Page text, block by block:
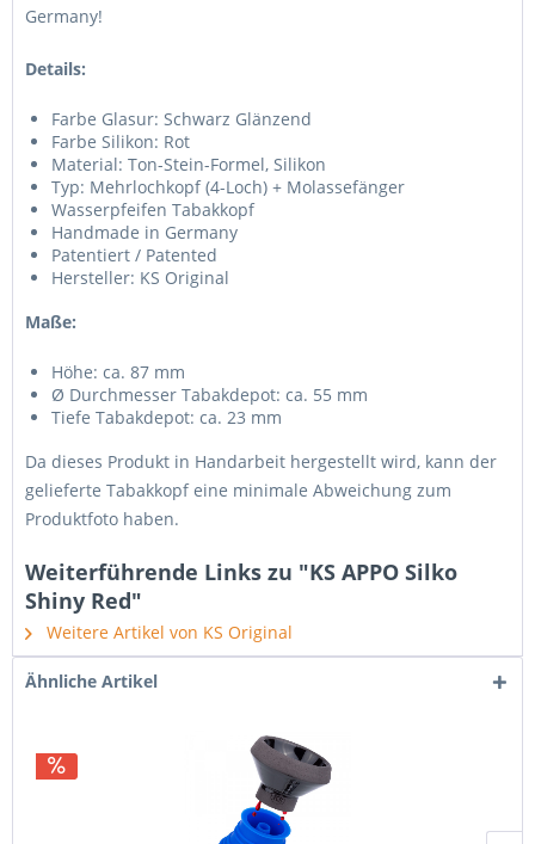
Germany!
Details:
Farbe Glasur: Schwarz Glänzend
Farbe Silikon: Rot
Material: Ton-Stein-Formel, Silikon
Typ: Mehrlochkopf (4-Loch) + Molassefänger
Wasserpfeifen Tabakkopf
Handmade in Germany
Patentiert / Patented
Hersteller: KS Original
Maße:
Höhe: ca. 87 mm
Ø Durchmesser Tabakdepot: ca. 55 mm
Tiefe Tabakdepot: ca. 23 mm
Da dieses Produkt in Handarbeit hergestellt wird, kann der
gelieferte Tabakkopf eine minimale Abweichung zum
Produktfoto haben.
Weiterführende Links zu "KS APPO Silko
Shiny Red"
Weitere Artikel von KS Original
Ähnliche Artikel